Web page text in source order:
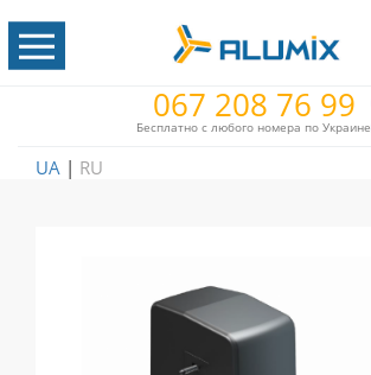
067 208 76 99
Бесплатно с любого номера по Украине
UA | RU